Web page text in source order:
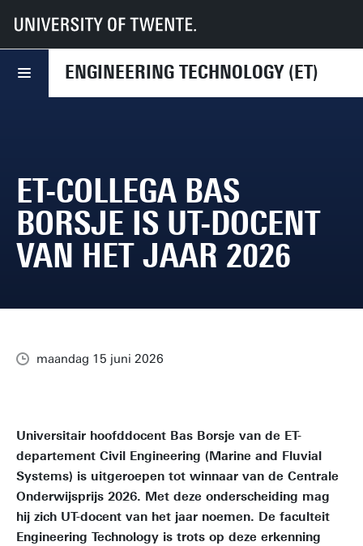
ENGINEERING TECHNOLOGY (ET)
UT Faculteiten ET
Nieuws
ET-collega Bas Borsje is UT-docent van het jaar 2026
ET-COLLEGA BAS
BORSJE IS UT-DOCENT
VAN HET JAAR 2026
maandag 15 juni 2026
Universitair hoofddocent Bas Borsje van de ET-
departement Civil Engineering (Marine and Fluvial
Systems) is uitgeroepen tot winnaar van de Centrale
Onderwijsprijs 2026. Met deze onderscheiding mag
hij zich UT-docent van het jaar noemen. De faculteit
Engineering Technology is trots op deze erkenning